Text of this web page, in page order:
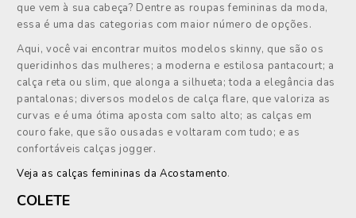
que vem à sua cabeça? Dentre as roupas femininas da moda,
essa é uma das categorias com maior número de opções.
Aqui, você vai encontrar muitos modelos skinny, que são os
queridinhos das mulheres; a moderna e estilosa pantacourt; a
calça reta ou slim, que alonga a silhueta; toda a elegância das
pantalonas; diversos modelos de calça flare, que valoriza as
curvas e é uma ótima aposta com salto alto; as calças em
couro fake, que são ousadas e voltaram com tudo; e as
confortáveis calças jogger.
Veja as calças femininas da Acostamento.
COLETE